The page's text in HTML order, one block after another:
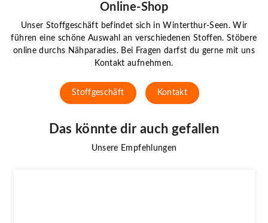
Online-Shop
Unser Stoffgeschäft befindet sich in Winterthur-Seen. Wir
führen eine schöne Auswahl an verschiedenen Stoffen. Stöbere
online durchs Nähparadies. Bei Fragen darfst du gerne mit uns
Kontakt aufnehmen.
Stoffgeschäft Kontakt
Das könnte dir auch gefallen
Unsere Empfehlungen